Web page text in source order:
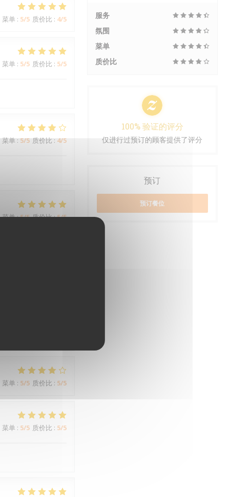
菜单: 5/5 质价比 : 4/5
菜单: 5/5 质价比 : 5/5
菜单:5/5 质价比: 4/5
菜单:5/5 质价比:5/5
菜单 : 5/5 质价比 : 5/5
菜单: 5/5 质价比 : 5/5
服务
氛围
菜单
质价比
100% 验证的评分
仅进行过预订的顾客提供了评分
预订
预订餐位